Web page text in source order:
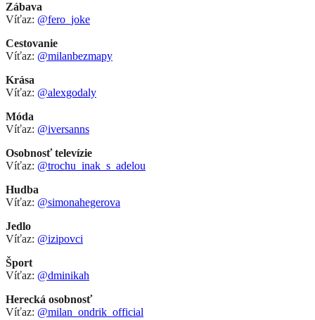
Zábava
Víťaz: @fero_joke
Cestovanie
Víťaz: @milanbezmapy
Krása
Víťaz: @alexgodaly
Móda
Víťaz: @iversanns
Osobnosť televízie
Víťaz: @trochu_inak_s_adelou
Hudba
Víťaz: @simonahegerova
Jedlo
Víťaz: @izipovci
Šport
Víťaz: @dminikah
Herecká osobnosť
Víťaz: @milan_ondrik_official